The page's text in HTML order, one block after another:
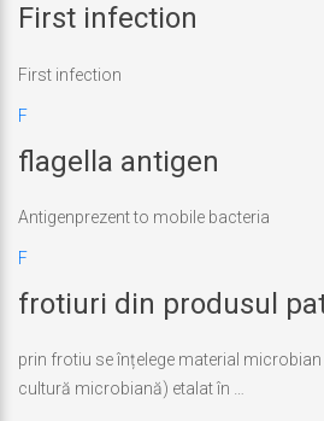
actualizare iunie
2018
First infection
First infection
actualizare iunie
2018
F
flagella antigen
Antigenprezent to mobile bacteria
actualizare
iunie
2018
F
frotiuri din produsul
prin frotiu se înțelege material
cultură microbiană) etalat în …